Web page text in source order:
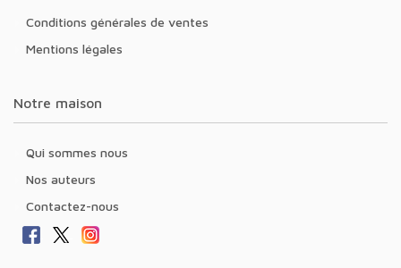
Conditions générales de ventes
Mentions légales
Notre maison
Qui sommes nous
Nos auteurs
Contactez-nous